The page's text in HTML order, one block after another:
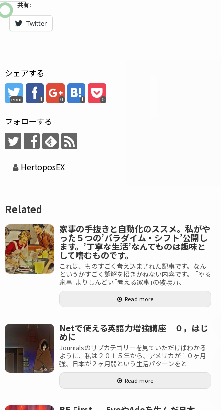
共有:
Twitter
シェアする
error 0 0
フォローする
HertoposEX
Related
家事の手抜きと自動化のススメ。私がや
った５つの’パラダイム・シフト’公開し
ます。’丁寧な生活’なんてものは趣味と
して嗜むものです。
これは、ものすごく考え込まされた記事です。なん
というかすごく誤解を招きかねない内容です。 ｢やる
家事｣よりしんどい｢考える家事｣の破壊力、
Read more
Netで使える英語力増強講座 ０，はじ
めに
Journalsのサブカテゴリーを見ていただけばわかる
ように、私は２０１５年から、アメリカが１０ヶ月
強、日本が２ヶ月弱という生活パターンをと
Read more